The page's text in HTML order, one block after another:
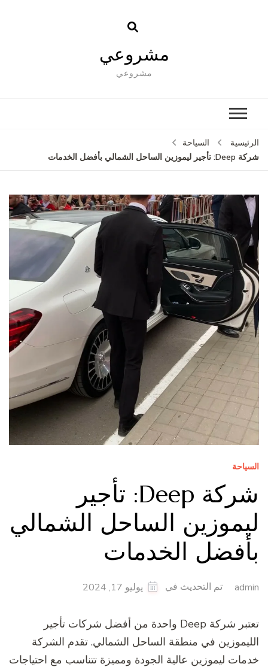
مشروعي
مشروعي
الرئيسية
السياحة
شركة Deep: تأجير ليموزين الساحل الشمالي بأفضل الخدمات
السياحة
شركة Deep: تأجير
ليموزين الساحل الشمالي
بأفضل الخدمات
admin تم التحديث في يوليو 17, 2024
تعتبر شركة Deep واحدة من أفضل شركات تأجير
الليموزين في منطقة الساحل الشمالي. تقدم الشركة
خدمات ليموزين عالية الجودة ومميزة تتناسب مع احتياجات